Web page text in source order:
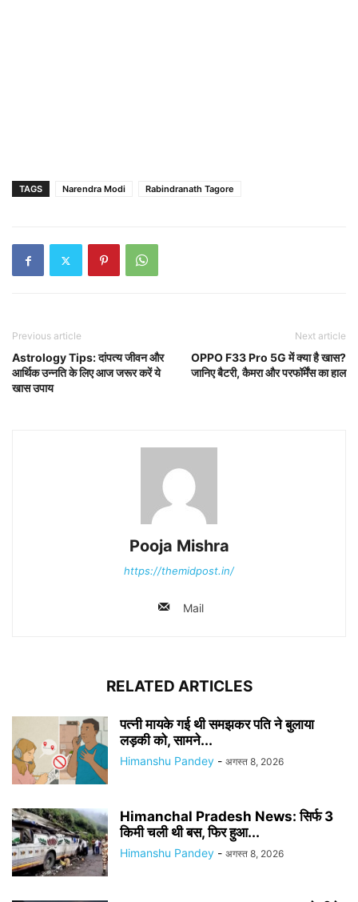
TAGS Narendra Modi Rabindranath Tagore
Previous article
Astrology Tips: दांपत्य जीवन और
आर्थिक उन्नति के लिए आज जरूर करें ये
खास उपाय
Next article
OPPO F33 Pro 5G में क्या है खास?
जानिए बैटरी, कैमरा और परफॉर्मेंस का हाल
Pooja Mishra
https://themidpost.in/
Mail
RELATED ARTICLES
पत्नी मायके गई थी समझकर पति ने बुलाया
लड़की को, सामने...
Himanshu Pandey - अगस्त 8, 2026
Himanchal Pradesh News: सिर्फ 3
किमी चली थी बस, फिर हुआ...
Himanshu Pandey - अगस्त 8, 2026